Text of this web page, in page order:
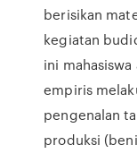
berisikan
kegiatan
ini
empiris
pengenalan
produksi